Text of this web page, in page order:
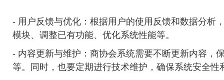
- 用户反馈与优化：根据用户的使用反馈和数据分析
模块、调整已有功能、优化系统性能等。
- 内容更新与维护：商协会系统需要不断更新内容，
等。同时，也要定期进行技术维护，确保系统安全性